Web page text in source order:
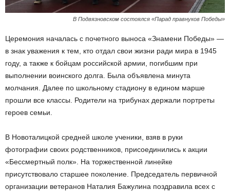
В Подвязновском состоялся «Парад правнуков Победы»
Церемония началась с почетного выноса «Знамени Победы» —
в знак уважения к тем, кто отдал свои жизни ради мира в 1945
году, а также к бойцам российской армии, погибшим при
выполнении воинского долга. Была объявлена минута
молчания. Далее по школьному стадиону в едином марше
прошли все классы. Родители на трибунах держали портреты
героев семьи.
В Новоталицкой средней школе ученики, взяв в руки
фотографии своих родственников, присоединились к акции
«Бессмертный полк». На торжественной линейке
присутствовало старшее поколение. Председатель первичной
организации ветеранов Наталия Бажулина поздравила всех с